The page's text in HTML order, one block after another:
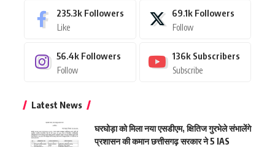
235.3k Followers
Like
69.1k Followers
Follow
56.4k Followers
Follow
136k Subscribers
Subscribe
Latest News
घरघोड़ा को मिला नया एसडीएम, क्षितिज गुरभेले संभालेंगे
प्रशासन की कमान छत्तीसगढ़ सरकार ने 5 IAS